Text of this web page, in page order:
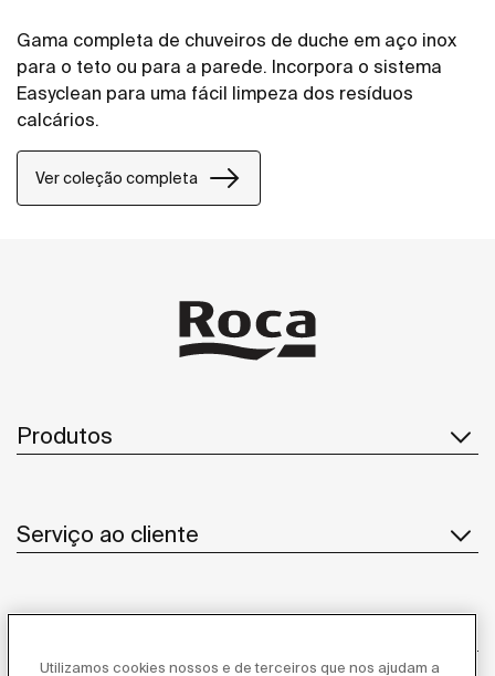
Gama completa de chuveiros de duche em aço inox
para o teto ou para a parede. Incorpora o sistema
Easyclean para uma fácil limpeza dos resíduos
calcários.
Ver coleção completa
Produtos
Serviço ao cliente
Utilizamos cookies nossos e de terceiros que nos ajudam a